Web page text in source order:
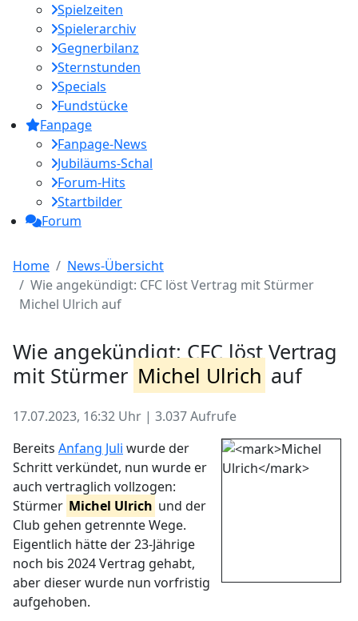
Spielzeiten
Spielerarchiv
Gegnerbilanz
Sternstunden
Specials
Fundstücke
Fanpage
Fanpage-News
Jubiläums-Schal
Forum-Hits
Startbilder
Forum
Home
News-Übersicht
Wie angekündigt: CFC löst Vertrag mit Stürmer
Michel Ulrich auf
Wie angekündigt: CFC löst Vertrag
mit Stürmer Michel Ulrich auf
17.07.2023, 16:32 Uhr | 3.037 Aufrufe
Bereits Anfang Juli wurde der
Schritt verkündet, nun wurde er
auch vertraglich vollzogen:
Stürmer Michel Ulrich und der
Club gehen getrennte Wege.
Eigentlich hätte der 23-Jährige
noch bis 2024 Vertrag gehabt,
aber dieser wurde nun vorfristig
aufgehoben.